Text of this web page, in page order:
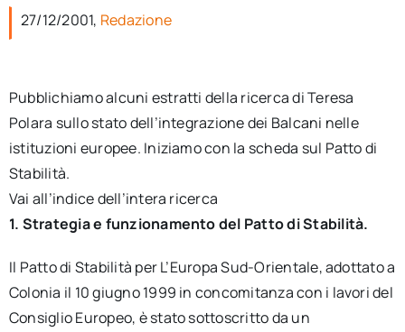
Ita
27/12/2001, Redazione
Pubblichiamo alcuni estratti della ricerca di Teresa
Polara sullo stato dell’integrazione dei Balcani nelle
istituzioni europee. Iniziamo con la scheda sul Patto di
Stabilità.
Vai all’indice dell’intera ricerca
1. Strategia e funzionamento del Patto di Stabilità.
Il Patto di Stabilità per L’Europa Sud-Orientale, adottato a
Colonia il 10 giugno 1999 in concomitanza con i lavori del
Consiglio Europeo, è stato sottoscritto da un